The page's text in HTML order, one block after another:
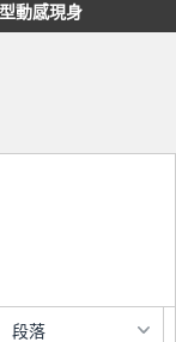
動感現身
段落